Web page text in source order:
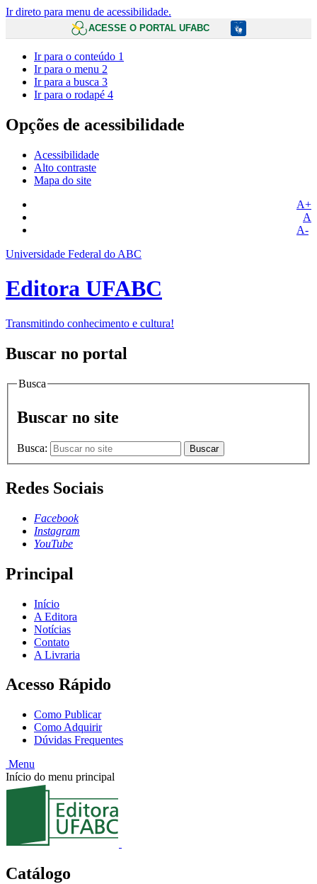
Ir direto para menu de acessibilidade.
ACESSE O PORTAL UFABC
Ir para o conteúdo 1
Ir para o menu 2
Ir para a busca 3
Ir para o rodapé 4
Opções de acessibilidade
Acessibilidade
Alto contraste
Mapa do site
A+
A
A-
Universidade Federal do ABC
Editora UFABC
Transmitindo conhecimento e cultura!
Buscar no portal
Busca
Buscar no site
Busca: Buscar
Redes Sociais
Facebook
Instagram
YouTube
Principal
Início
A Editora
Notícias
Contato
A Livraria
Acesso Rápido
Como Publicar
Como Adquirir
Dúvidas Frequentes
Menu
Início do menu principal
Catálogo